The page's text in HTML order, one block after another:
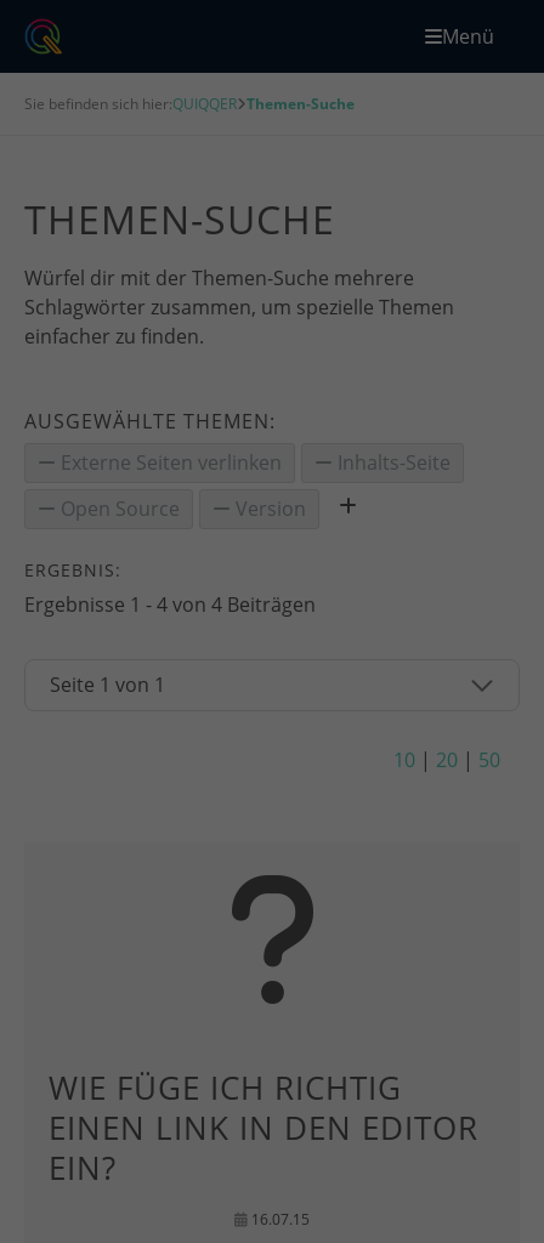
Menü
Sie befinden sich hier:QUIQQER Themen-Suche
THEMEN-SUCHE
Würfel dir mit der Themen-Suche mehrere
Schlagwörter zusammen, um spezielle Themen
einfacher zu finden.
AUSGEWÄHLTE THEMEN:
Externe Seiten verlinken
Inhalts-Seite
Open Source
Version
ERGEBNIS:
Ergebnisse 1 - 4 von 4 Beiträgen
10 | 20 | 50
WIE FÜGE ICH RICHTIG
EINEN LINK IN DEN EDITOR
EIN?
16.07.15